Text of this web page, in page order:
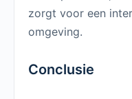
zorgt voor een
omgeving.
Conclusie